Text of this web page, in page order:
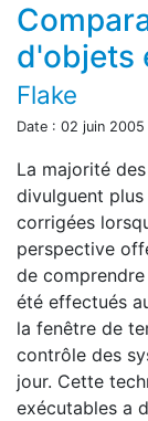
d'objets
Flake
Date : 02 juin
La majorité
divulguent
corrigées
perspective
de
été effectués
la fenêtre de
contrôle des
jour. Cette
exécutables a